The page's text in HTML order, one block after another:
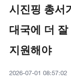
시진핑 총서
대국에 더
지원해야
2026-07-01 08:57:02